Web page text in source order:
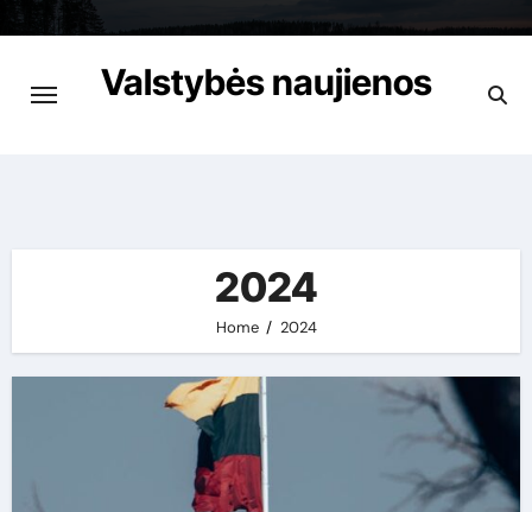
content
Valstybės naujienos
2024
Home 2024